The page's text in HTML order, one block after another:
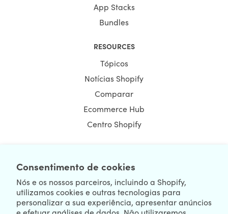
Consentimento de cookies
Nós e os nossos parceiros, incluindo a Shopify,
utilizamos cookies e outras tecnologias para
personalizar a sua experiência, apresentar anúncios
App Stacks
Bundles
RESOURCES
Tópicos
Notícias Shopify
Comparar
Ecommerce Hub
Centro Shopify